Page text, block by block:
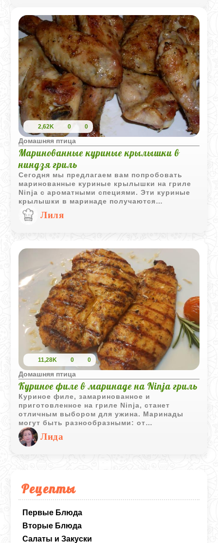
Рецепты
Первые Блюда
Вторые Блюда
Салаты и Закуски
2,62K 0 0
Домашняя птица
Маринованные куриные крылышки в
ниндзя гриль
Сегодня мы предлагаем вам попробовать
маринованные куриные крылышки на гриле
Ninja с ароматными специями. Эти куриные
крылышки в маринаде получаются
невероятно сочными и невероятно вкусными.
Желаем вам приятного аппетита!
Лиля
11,28K 0 0
Домашняя птица
Куриное филе в маринаде на Ninja гриль
Куриное филе, замаринованное и
приготовленное на гриле Ninja, станет
отличным выбором для ужина. Маринады
могут быть разнообразными: от
классического до экзотических сочетаний.
Время маринования колеблется от 30 минут
до нескольких часов, что позволяет мясу
пропитаться ароматами и стать невероятно
золотистую корочку.
Лида